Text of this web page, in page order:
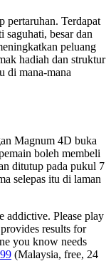
pertaruhan. Terdapat
saguhati, besar dan
peluang
hadiah dan struktur
di mana-mana
Magnum 4D buka
boleh membeli
ditutup pada pukul 7
selepas itu di laman
addictive. Please play
results for
you know needs
(Malaysia, free, 24